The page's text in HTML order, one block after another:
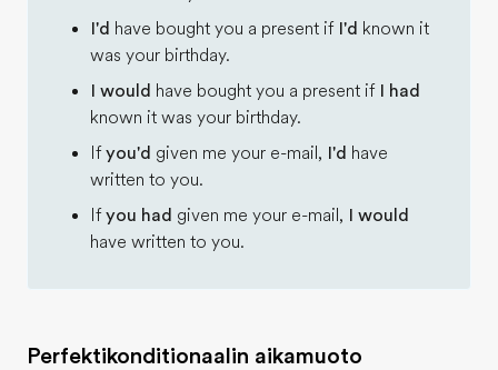
I'd have bought you a present if I'd known it
was your birthday.
I would have bought you a present if I had
known it was your birthday.
Ifyou'd given me your e-mail, I'd have
written to you.
Ifyou had given me your e-mail, I would
have written to you.
Perfektikonditionaalin aikamuoto